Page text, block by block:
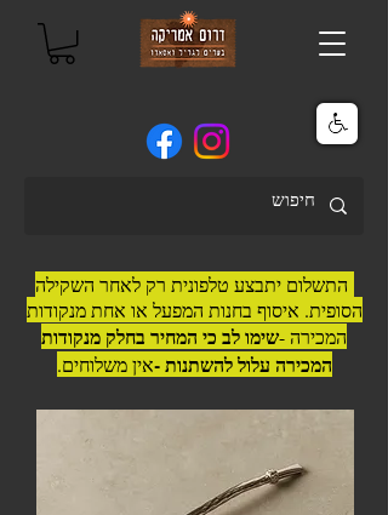
התשלום יתבצע טלפונית רק לאחר השקילה
הסופית. איסוף בחנות המפעל או אחת מנקודות
המכירה -שימו לב כי המחיר בחלק מנקודות
המכירה עלול להשתנות -אין משלוחים.